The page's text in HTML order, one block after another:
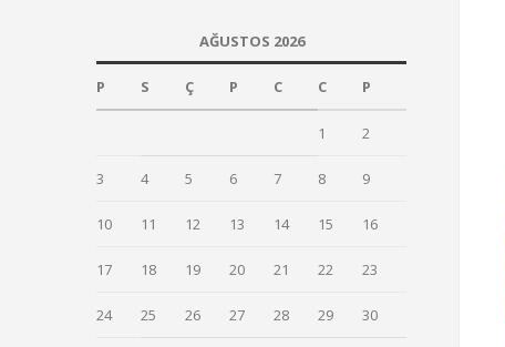
AĞUSTOS 2026
P S Ç P C C P
1 2
3 4 5 6 7 8 9
10 11 12 13 14 15 16
17 18 19 20 21 22 23
24 25 26 27 28 29 30